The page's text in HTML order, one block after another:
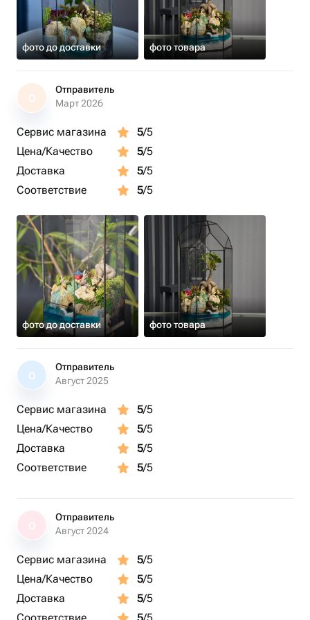
фото до доставки фото товара
О
Отправитель
Март 2026
Сервис магазина 5/5
Цена/Качество
5/5
Доставка
5/5
Соответствие
5/5
фото до доставки фото товара
О
Отправитель
Август 2025
Сервис магазина 5/5
Цена/Качество
5/5
Доставка
5/5
Соответствие
5/5
Отправитель
Август 2024
Сервис магазина 5/5
Цена/Качество
5/5
Доставка
5/5